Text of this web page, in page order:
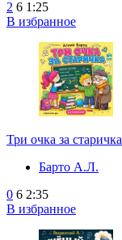
2 6 1:25
В избранное
Три очка за старичка
Барто А.Л.
0 6 2:35
В избранное